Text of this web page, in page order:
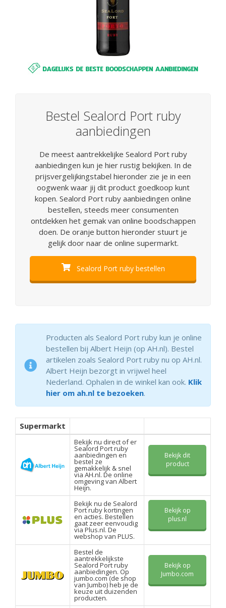
Bestel Sealord Port ruby
aanbiedingen
De meest aantrekkelijke Sealord Port ruby
aanbiedingen kun je hier rustig bekijken. In de
prijsvergelijkingstabel hieronder zie je in een
oogwenk waar jij dit product goedkoop kunt
kopen. Sealord Port ruby aanbiedingen online
bestellen, steeds meer consumenten
ontdekken het gemak van online boodschappen
doen. De oranje button hieronder stuurt je
gelijk door naar de online supermarkt.
Sealord Port ruby bestellen
Producten als Sealord Port ruby kun je online
bestellen bij Albert Heijn (op AH.nl). Bestel
artikelen zoals Sealord Port ruby nu op AH.nl.
Albert Heijn bezorgt in vrijwel heel
Nederland. Ophalen in de winkel kan ook. Klik
hier om ah.nl te bezoeken.
Supermarkt
Bekijk nu direct of er
Sealord Port ruby
aanbiedingen en
bestel ze
gemakkelijk & snel
via AH.nl. De online
omgeving van Albert
Heijn.
Bekijk dit
product
Bekijk nu de Sealord
Port ruby kortingen
en acties. Bestellen
gaat zeer eenvoudig
via Plus.nl. De
webshop van PLUS.
Bekijk op
plus.nl
Bestel de
aantrekkelijkste
Sealord Port ruby
aanbiedingen. Op
jumbo.com (de shop
van Jumbo) heb je de
keuze uit duizenden
producten.
Bekijk op
Jumbo.com